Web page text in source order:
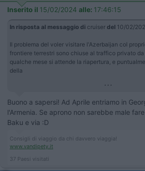
Inserito il 15/02/2024 alle: 17:46:15
In risposta al messaggio di cruiser del 10/02/
Il problema del voler visitare l'Azerbaijan col
frontiere terrestri sono chiuse al traffico privato
qualche mese si attende la riapertura, e
della
...
Buono a sapersi! Ad Aprile entriamo in
l'Armenia. Se aprono non sarebbe male
Baku e via :D
Consigli di viaggio da chi davvero viaggia!
www.vandipety.it
37 Paesi visitati